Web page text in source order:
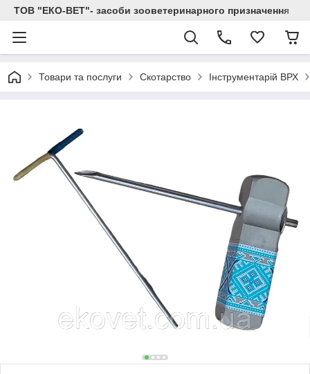
ТОВ "ЕКО-ВЕТ"- засоби зооветеринарного призначення
Товари та послуги Скотарство Інструментарій ВРХ